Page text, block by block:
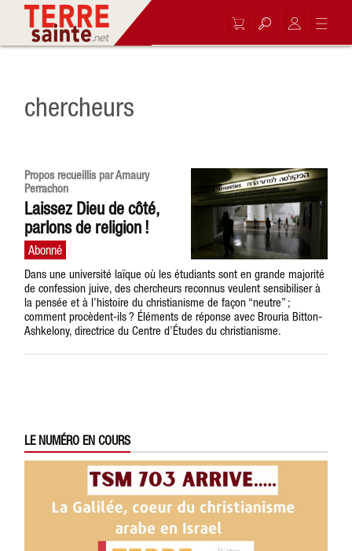
chercheurs
Propos recueillis par Amaury
Perrachon
Laissez Dieu de côté,
parlons de religion !
Dans une université laïque où les étudiants sont en grande majorité
de confession juive, des chercheurs reconnus veulent sensibiliser à
la pensée et à l’histoire du christianisme de façon “neutre” ;
comment procèdent-ils ? Éléments de réponse avec Brouria Bitton-
Ashkelony, directrice du Centre d’Études du christianisme.
LE NUMÉRO EN COURS